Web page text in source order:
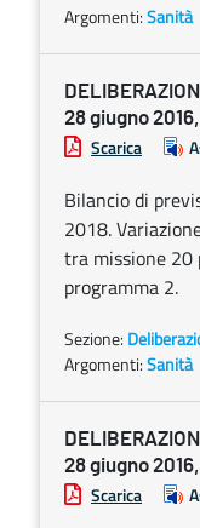
Argomenti:Sanità
28 giugno
Scarica
Bilancio di
2018.
tra missione 20
programma 2.
Sezione:
Argomenti:Sanità
28 giugno
Scarica